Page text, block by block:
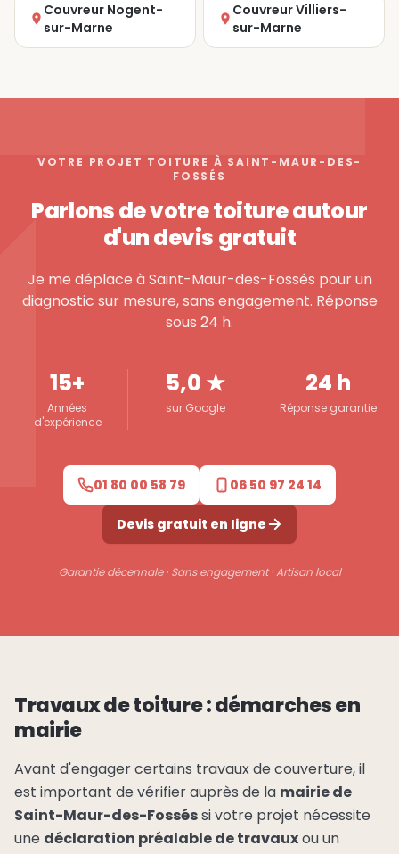
Couvreur Nogent-
sur-Marne
Couvreur Villiers-
sur-Marne
VOTRE PROJET TOITURE À SAINT-MAUR-DES-
FOSSÉS
Parlons de votre toiture autour
d'un devis gratuit
Je me déplace à Saint-Maur-des-Fossés pour un
diagnostic sur mesure, sans engagement. Réponse
sous 24 h.
15+
Années
d'expérience
5,0 ★
sur Google
24 h
Réponse garantie
01 80 00 58 79 06 50 97 24 14
Devis gratuit en ligne
Garantie décennale · Sans engagement · Artisan local
Travaux de toiture : démarches en
mairie
Avant d'engager certains travaux de couverture, il
est important de vérifier auprès de la mairie de
Saint-Maur-des-Fosséssi votre projet nécessite
une déclaration préalable de travauxou un